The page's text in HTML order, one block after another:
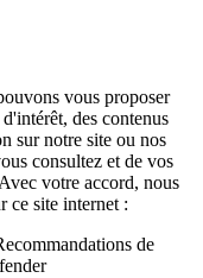
vous proposer
des contenus
sur notre site ou nos
consultez et de vos
votre accord, nous
ce site internet :
de